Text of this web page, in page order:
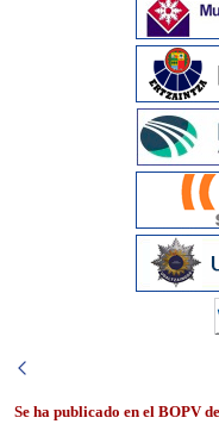
Se ha publicado en el BOPV